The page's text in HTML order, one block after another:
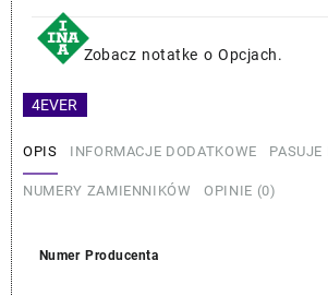
4EVER
Napinacz
Paska
INA
11287823199
Zobacz notatke o Opcjach.
OPIS INFORMACJE DODATKOWE PASUJE
NUMERY ZAMIENNIKÓW OPINIE (0)
Numer Producenta